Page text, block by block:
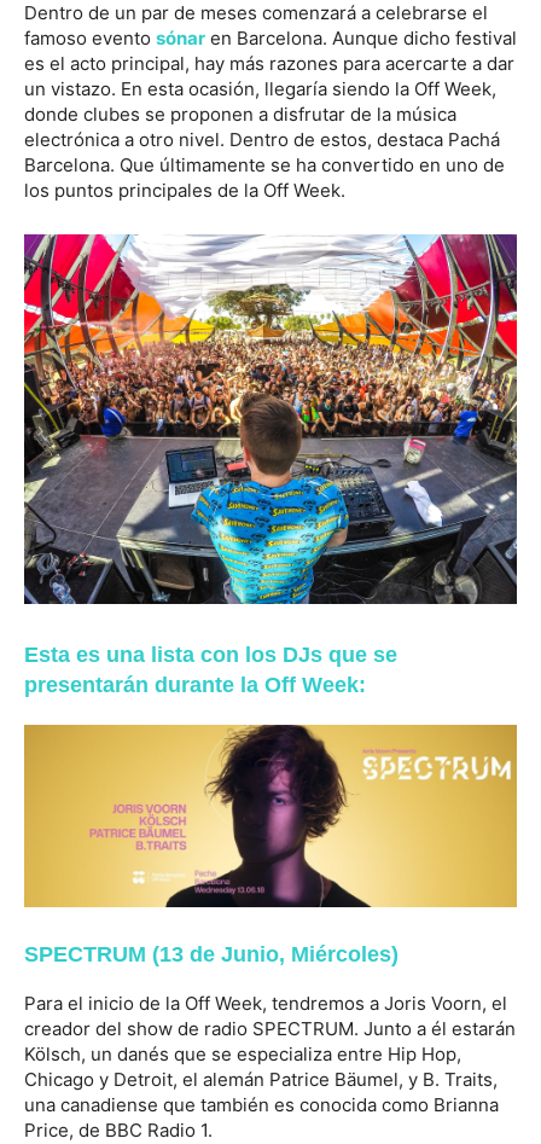
Dentro de un par de meses comenzará a celebrarse el
famoso evento sónar en Barcelona. Aunque dicho festival
es el acto principal, hay más razones para acercarte a dar
un vistazo. En esta ocasión, llegaría siendo la Off Week,
donde clubes se proponen a disfrutar de la música
electrónica a otro nivel. Dentro de estos, destaca Pachá
Barcelona. Que últimamente se ha convertido en uno de
los puntos principales de la Off Week.
Esta es una lista con los DJs que se
presentarán durante la Off Week:
SPECTRUM (13 de Junio, Miércoles)
Para el inicio de la Off Week, tendremos a Joris Voorn, el
creador del show de radio SPECTRUM. Junto a él estarán
Kölsch, un danés que se especializa entre Hip Hop,
Chicago y Detroit, el alemán Patrice Bäumel, y B. Traits,
una canadiense que también es conocida como Brianna
Price, de BBC Radio 1.